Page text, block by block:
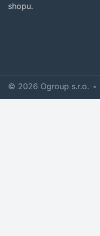
shopu.
© 2026 Ogroup s.r.o. •